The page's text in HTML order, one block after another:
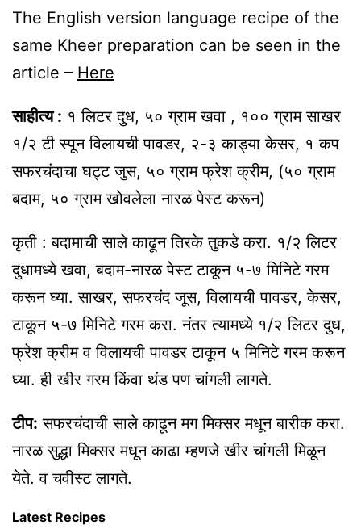
The English version language recipe of the
same Kheer preparation can be seen in the
article – Here
साहीत्य : १ लिटर दुध, ५० ग्राम खवा , १०० ग्राम साखर
१/२ टी स्पून विलायची पावडर, २-३ काड्या केसर, १ कप
सफरचंदाचा घट्ट जुस, ५० ग्राम फ्रेश क्रीम, (५० ग्राम
बदाम, ५० ग्राम खोवलेला नारळ पेस्ट करून)
कृती : बदामाची साले काढून तिरके तुकडे करा. १/२ लिटर
दुधामध्ये खवा, बदाम-नारळ पेस्ट टाकून ५-७ मिनिटे गरम
करून घ्या. साखर, सफरचंद जूस, विलायची पावडर, केसर,
टाकून ५-७ मिनिटे गरम करा. नंतर त्यामध्ये १/२ लिटर दुध,
फ्रेश क्रीम व विलायची पावडर टाकून ५ मिनिटे गरम करून
घ्या. ही खीर गरम किंवा थंड पण चांगली लागते.
टीप: सफरचंदाची साले काढून मग मिक्सर मधून बारीक करा.
नारळ सुद्धा मिक्सर मधून काढा म्हणजे खीर चांगली मिळून
येते. व चवीस्ट लागते.
Latest Recipes